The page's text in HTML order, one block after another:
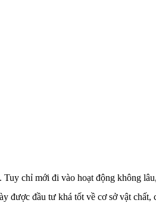
chỉ mới đi vào hoạt động không
được đầu tư khá tốt về cơ sở vật